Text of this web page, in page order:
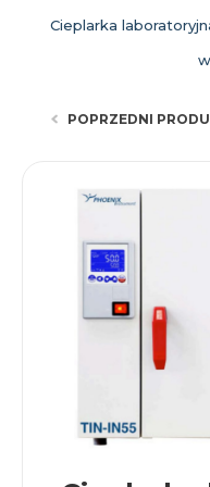
Cieplarka
POPRZEDNI